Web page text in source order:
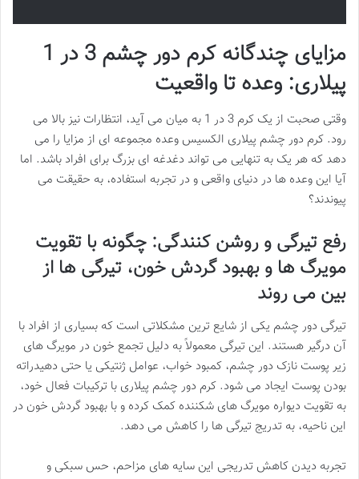
مزایای چندگانه کرم دور چشم 3 در 1
پیلاری: وعده تا واقعیت
وقتی صحبت از یک کرم 3 در 1 به میان می آید، انتظارات نیز بالا می
رود. کرم دور چشم پیلاری الکسیس وعده مجموعه ای از مزایا را می
دهد که هر یک به تنهایی می تواند دغدغه ای بزرگ برای افراد باشد. اما
آیا این وعده ها در دنیای واقعی و در تجربه استفاده، به حقیقت می
پیوندند؟
رفع تیرگی و روشن کنندگی: چگونه با تقویت
مویرگ ها و بهبود گردش خون، تیرگی ها از
بین می روند
تیرگی دور چشم یکی از شایع ترین مشکلاتی است که بسیاری از افراد با
آن درگیر هستند. این تیرگی معمولاً به دلیل تجمع خون در مویرگ های
زیر پوست نازک دور چشم، کمبود خواب، عوامل ژنتیکی یا حتی دهیدراته
بودن پوست ایجاد می شود. کرم دور چشم پیلاری با ترکیبات فعال خود،
به تقویت دیواره مویرگ های شکننده کمک کرده و با بهبود گردش خون در
این ناحیه، به تدریج تیرگی ها را کاهش می دهد.
تجربه دیدن کاهش تدریجی این سایه های مزاحم، حس سبکی و